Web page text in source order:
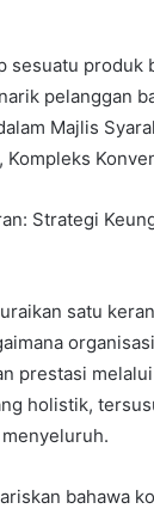
sesuatu produk
pelanggan
Majlis
Strategi
satu
prestasi
holistik,
bahawa